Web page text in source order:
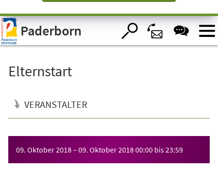
Visuelle
Assistenzsoftware
öffnen.Paderborn
Elternstart
VERANSTALTER
09. Oktober 2018– 09. Oktober 201800:00 bis23:59